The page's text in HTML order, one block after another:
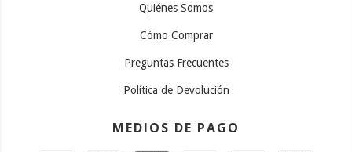
Quiénes Somos
Cómo Comprar
Preguntas Frecuentes
Política de Devolución
MEDIOS DE PAGO